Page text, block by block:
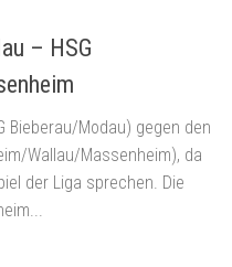
– HSG
Bieberau/Modau) gegen den
Wallau/Massenheim), da
der Liga sprechen. Die